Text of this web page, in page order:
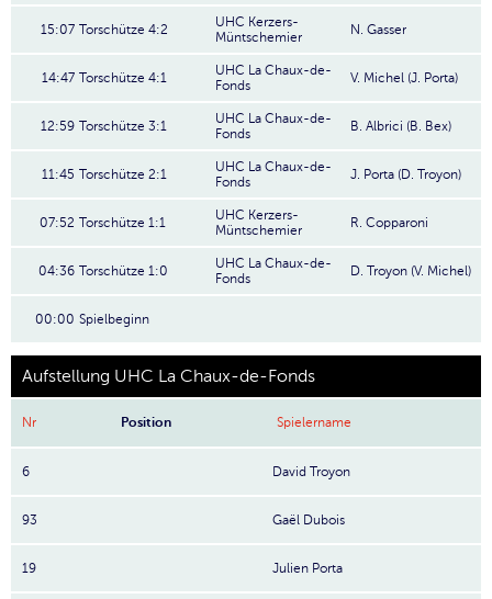
15:07 Torschütze 4:2
UHC Kerzers-
Müntschemier
N. Gasser
14:47 Torschütze 4:1
UHC La Chaux-de-
Fonds
V. Michel (J. Porta)
12:59 Torschütze 3:1
UHC La Chaux-de-
Fonds
B. Albrici (B. Bex)
11:45 Torschütze 2:1
UHC La Chaux-de-
Fonds
J. Porta (D. Troyon)
07:52 Torschütze 1:1
UHC Kerzers-
Müntschemier
R. Copparoni
04:36 Torschütze 1:0
UHC La Chaux-de-
Fonds
D. Troyon (V. Michel)
00:00 Spielbeginn
Aufstellung UHC La Chaux-de-Fonds
Nr Position Spielername
6 David Troyon
93 Gaël Dubois
19 Julien Porta